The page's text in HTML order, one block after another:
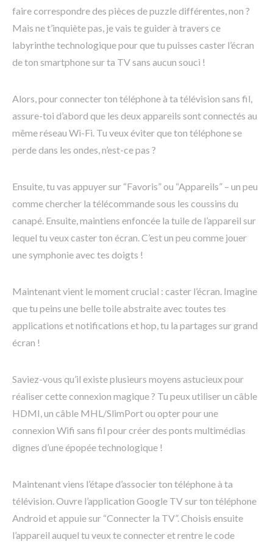
faire correspondre des pièces de puzzle différentes, non ?
Mais ne t’inquiète pas, je vais te guider à travers ce
labyrinthe technologique pour que tu puisses caster l’écran
de ton smartphone sur ta TV sans aucun souci !
Alors, pour connecter ton téléphone à ta télévision sans fil,
assure-toi d’abord que les deux appareils sont connectés au
même réseau Wi-Fi. Tu veux éviter que ton téléphone se
perde dans les ondes, n’est-ce pas ?
Ensuite, tu vas appuyer sur “Favoris” ou “Appareils” – un peu
comme chercher la télécommande sous les coussins du
canapé. Ensuite, maintiens enfoncée la tuile de l’appareil sur
lequel tu veux caster ton écran. C’est un peu comme jouer
une symphonie avec tes doigts !
Maintenant vient le moment crucial : caster l’écran. Imagine
que tu peins une belle toile abstraite avec toutes tes
applications et notifications et hop, tu la partages sur grand
écran !
Saviez-vous qu’il existe plusieurs moyens astucieux pour
réaliser cette connexion magique ? Tu peux utiliser un câble
HDMI, un câble MHL/SlimPort ou opter pour une
connexion Wifi sans fil pour créer des ponts multimédias
dignes d’une épopée technologique !
Maintenant viens l’étape d’associer ton téléphone à ta
télévision. Ouvre l’application Google TV sur ton téléphone
Android et appuie sur “Connecter la TV”. Choisis ensuite
l’appareil auquel tu veux te connecter et rentre le code